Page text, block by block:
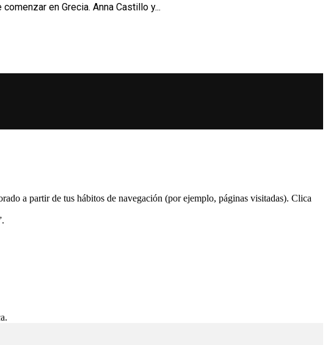
en Grecia. Anna Castillo y...
a partir de tus hábitos de navegación (por ejemplo, páginas visitadas). Clica